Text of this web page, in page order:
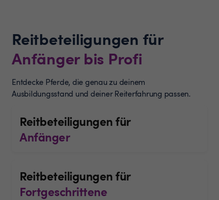
Reitbeteiligungen für
Anfänger bis Profi
Entdecke Pferde, die genau zu deinem
Ausbildungsstand und deiner Reiterfahrung passen.
Reitbeteiligungen für
Anfänger
Reitbeteiligungen für
Fortgeschrittene